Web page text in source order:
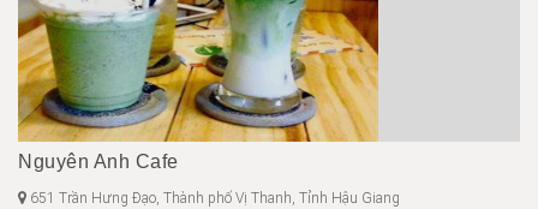
Nguyên Anh Cafe
651 Trần Hưng Đạo, Thành phố Vị Thanh, Tỉnh Hậu Giang